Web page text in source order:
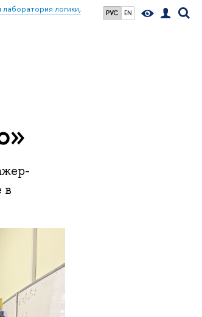
РУС EN
логики,
в